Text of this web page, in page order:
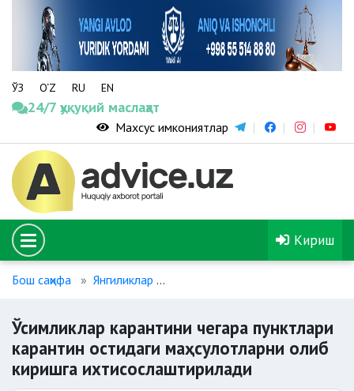
ЎЗ O‘Z RU EN
24/7 ҳуқуқий маслаҳат
Махсус имкониятлар
Кириш
Бош саҳифа Янгиликлар
Ўсимликлар карантини чегара пунктлари
карантин остидаги маҳсулотларни олиб
киришга ихтисослаштирилади